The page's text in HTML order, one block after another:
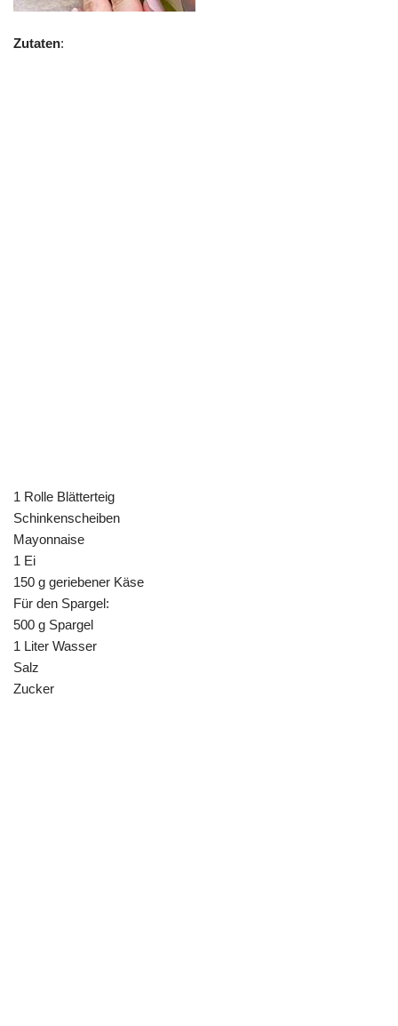
Zutaten:
1 Rolle Blätterteig
Schinkenscheiben
Mayonnaise
1 Ei
150 g geriebener Käse
Für den Spargel:
500 g Spargel
1 Liter Wasser
Salz
Zucker